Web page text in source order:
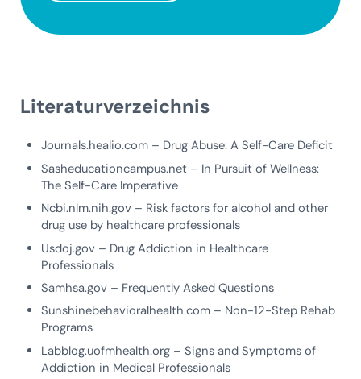
Literaturverzeichnis
Journals.healio.com – Drug Abuse: A Self-Care Deficit
Sasheducationcampus.net – In Pursuit of Wellness:
The Self-Care Imperative
Ncbi.nlm.nih.gov – Risk factors for alcohol and other
drug use by healthcare professionals
Usdoj.gov – Drug Addiction in Healthcare
Professionals
Samhsa.gov – Frequently Asked Questions
Sunshinebehavioralhealth.com – Non-12-Step Rehab
Programs
Labblog.uofmhealth.org – Signs and Symptoms of
Addiction in Medical Professionals